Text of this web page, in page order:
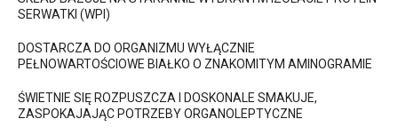
SERWATKI (WPI)
DOSTARCZA DO ORGANIZMU WYŁĄCZNIE
PEŁNOWARTOŚCIOWE BIAŁKO O ZNAKOMITYM AMINOGRAMIE
ŚWIETNIE SIĘ ROZPUSZCZA I DOSKONALE SMAKUJE,
ZASPOKAJAJĄC POTRZEBY ORGANOLEPTYCZNE